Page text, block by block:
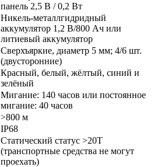
панель 2,5 В / 0,2 Вт
Никель-металлгидридный
аккумулятор 1,2 В/800 Ач или
литиевый аккумулятор
Сверхъяркие, диаметр 5 мм; 4/6 шт.
(двусторонние)
Красный, белый, жёлтый, синий и
зелёный
Мигание: 140 часов или постоянное
мигание: 40 часов
>800 м
IP68
Статический статус >20T
(транспортные средства не могут
проехать)